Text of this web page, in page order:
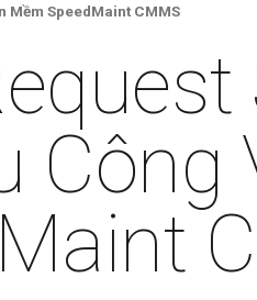
Mềm SpeedMaint CMMS
Công